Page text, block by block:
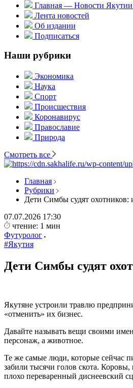
Главная — Новости
Лента новостей
Об издании
Подписаться
Наши рубрики
Экономика
Наука
Спорт
Происшествия
Коронавирус
Православие
Природа
Смотреть все
Главная
Рубрики
Дети Симбы судят
07.07.2026 17:30
чтение: 1 мин
Футуролог
#Якутия
Дети Симбы судят
Якутяне устроили травлю
«отменить» их бизнес.
Давайте называть вещи своими
персонаж, а животное.
Те же самые люди, которые сейчас
забили тысячи голов скота.
плохо переваренный диснеевский